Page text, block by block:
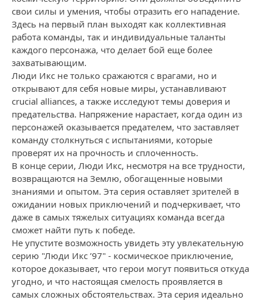
свои силы и умения, чтобы отразить его нападение.
Здесь на первый план выходят как коллективная
работа команды, так и индивидуальные таланты
каждого персонажа, что делает бой еще более
захватывающим.
Люди Икс не только сражаются с врагами, но и
открывают для себя новые миры, устанавливают
crucial alliances, а также исследуют темы доверия и
предательства. Напряжение нарастает, когда один из
персонажей оказывается предателем, что заставляет
команду столкнуться с испытаниями, которые
проверят их на прочность и сплоченность.
В конце серии, Люди Икс, несмотря на все трудности,
возвращаются на Землю, обогащенные новыми
знаниями и опытом. Эта серия оставляет зрителей в
ожидании новых приключений и подчеркивает, что
даже в самых тяжелых ситуациях команда всегда
сможет найти путь к победе.
Не упустите возможность увидеть эту увлекательную
серию "Люди Икс ’97" - космическое приключение,
которое доказывает, что герои могут появиться откуда
угодно, и что настоящая смелость проявляется в
самых сложных обстоятельствах. Эта серия идеально